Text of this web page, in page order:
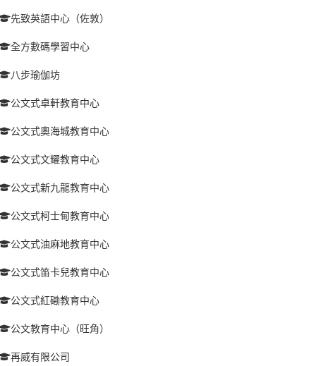
先致英語中心（佐敦）
全方數碼學習中心
八步瑜伽坊
公文式卓軒教育中心
公文式奧海城教育中心
公文式文耀教育中心
公文式新九龍教育中心
公文式柯士甸教育中心
公文式油麻地教育中心
公文式笛卡兒教育中心
公文式紅磡教育中心
公文教育中心（旺角）
再威有限公司